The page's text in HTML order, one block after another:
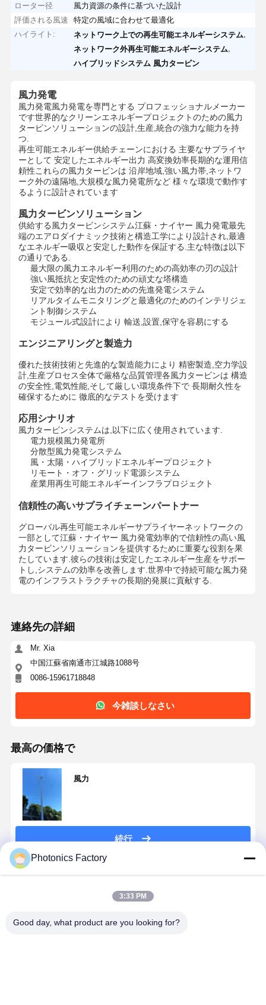
製品 企業情報
品質管理 お問い合わせ
Pvの太陽エネルギーシステム
携帯用太陽発電機
デコレーションランプ
再生可能エネルギーシステム
ローター径
風力資源の条件に基づいた設計
評価される風速
特定の風域に合わせて最適化
ハイライト:
ネットワーク上での再生可能エネルギーシステム
ネットワーク外再生可能エネルギーシステム
ハイブリッドシステム 風力タービン
風力発電
風力発電風力発電を専門とする プロフェッショナルメーカー
です世界的なクリーンエネルギープロジェクトのための風力
タービンソリューションの設計,生産,統合の強力な能力を持
つ.
再生可能エネルギー供給チェーンにおける 主要なサプライヤ
ーとして 安定したエネルギー出力 高変換効率長期的な運用信
頼性これらの風力タービンは 沿岸地域,強い風力帯,ネットワ
ーク外の遠隔地,大規模な風力発電所など 様々な環境で動作す
るように設計されています
風力タービンソリューション
供給する風力タービンシステム江蘇・ナイヤー 風力発電最先
端のエアロダイナミック技術と構造工学により設計され,最適
なエネルギー吸収と安定した動作を保証する.主な特徴は以下
の通りである.
最大限の風力エネルギー利用のための高効率の刃の設計
強い風抵抗と安定性のための頑丈な塔構造
安定で効率的な出力のための先進発電システム
リアルタイムモニタリングと最適化のためのインテリジェ
ント制御システム
モジュール式設計により 輸送,設置,保守を容易にする
エンジニアリングと製造力
優れた技術技術と先進的な製造能力により 精密製造,空力学設
計,生産プロセス全体で厳格な品質管理各風力タービンは 構造
の安全性,電気性能,そして厳しい環境条件下で 長期耐久性を
確保するために 徹底的なテストを受けます
応用シナリオ
風力タービンシステムは,以下に広く使用されています.
電力規模風力発電所
分散型風力発電システム
風・太陽・ハイブリッドエネルギープロジェクト
リモート・オフ・グリッド電源システム
産業用再生可能エネルギーインフラプロジェクト
信頼性の高いサプライチェーンパートナー
グローバル再生可能エネルギーサプライヤーネットワークの
一部として江蘇・ナイヤー 風力発電効率的で信頼性の高い風
力タービンソリューションを提供するために重要な役割を果
たしています.彼らの技術は安定したエネルギー生産をサポー
トし,システムの効率を改善します.世界中で持続可能な風力発
電のインフラストラクチャの長期的発展に貢献する.
連絡先の詳細
Mr. Xia
中国江蘇省南通市江城路1088号
0086-15961718848
今雑談しなさい
最高の価格で
風力
続行
Photonics Factory
3:33 PM
Good day, what product are you looking for?